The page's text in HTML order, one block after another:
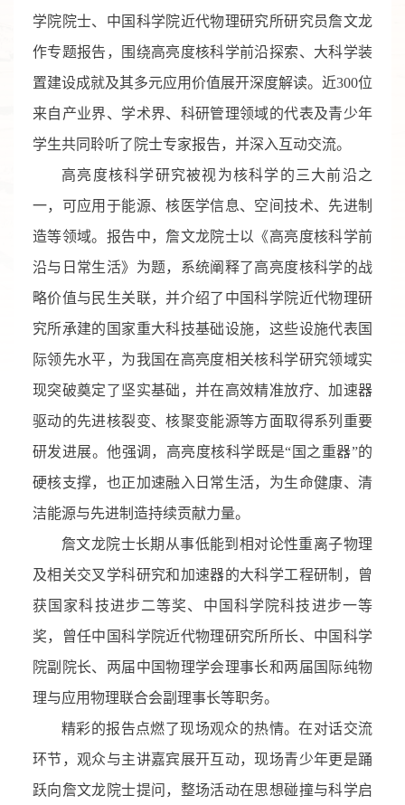
学院院士、中国科学院近代物理研究所研究员詹文龙
作专题报告，围绕高亮度核科学前沿探索、大科学装
置建设成就及其多元应用价值展开深度解读。近300位
来自产业界、学术界、科研管理领域的代表及青少年
学生共同聆听了院士专家报告，并深入互动交流。
高亮度核科学研究被视为核科学的三大前沿之
一，可应用于能源、核医学信息、空间技术、先进制
造等领域。报告中，詹文龙院士以《高亮度核科学前
沿与日常生活》为题，系统阐释了高亮度核科学的战
略价值与民生关联，并介绍了中国科学院近代物理研
究所承建的国家重大科技基础设施，这些设施代表国
际领先水平，为我国在高亮度相关核科学研究领域实
现突破奠定了坚实基础，并在高效精准放疗、加速器
驱动的先进核裂变、核聚变能源等方面取得系列重要
研发进展。他强调，高亮度核科学既是“国之重器”的
硬核支撑，也正加速融入日常生活，为生命健康、清
洁能源与先进制造持续贡献力量。
詹文龙院士长期从事低能到相对论性重离子物理
及相关交叉学科研究和加速器的大科学工程研制，曾
获国家科技进步二等奖、中国科学院科技进步一等
奖，曾任中国科学院近代物理研究所所长、中国科学
院副院长、两届中国物理学会理事长和两届国际纯物
理与应用物理联合会副理事长等职务。
精彩的报告点燃了现场观众的热情。在对话交流
环节，观众与主讲嘉宾展开互动，现场青少年更是踊
跃向詹文龙院士提问，整场活动在思想碰撞与科学启